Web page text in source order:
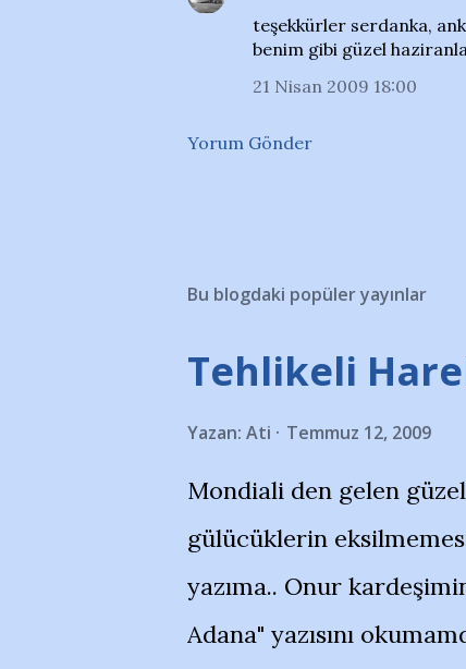
teşekkürler serdanka,
benim gibi güzel
21 Nisan 2009 18:00
Yorum Gönder
Bu blogdaki popüler yayınlar
Tehlikeli
Yazan: Ati Temmuz 12, 2009
Mondiali den gelen
gülücüklerin
yazıma.. Onur
Adana" yazısını